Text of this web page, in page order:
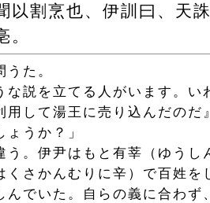
以割烹也、伊訓曰、天
。
た。
な説を立てる人がいます。い
用して湯王に売り込んだのだ
うか？」
う。伊尹はもと有莘（ゆうし
くさかんむりに辛）で百姓を
んでいた。自らの義に合わず